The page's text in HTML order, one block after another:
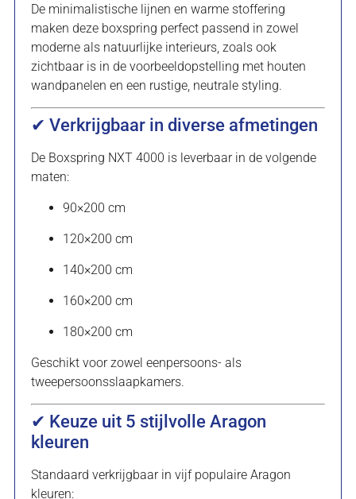
De minimalistische lijnen en warme stoffering
maken deze boxspring perfect passend in zowel
moderne als natuurlijke interieurs, zoals ook
zichtbaar is in de voorbeeldopstelling met houten
wandpanelen en een rustige, neutrale styling.
✔ Verkrijgbaar in diverse afmetingen
De Boxspring NXT 4000 is leverbaar in de volgende
maten:
90×200 cm
120×200 cm
140×200 cm
160×200 cm
180×200 cm
Geschikt voor zowel eenpersoons- als
tweepersoonsslaapkamers.
✔ Keuze uit 5 stijlvolle Aragon
kleuren
Standaard verkrijgbaar in vijf populaire Aragon
kleuren: